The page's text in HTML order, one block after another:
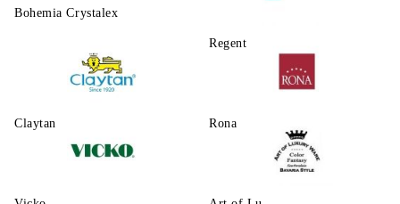
Bohemia Crystalex
Regent
Claytаn Rona